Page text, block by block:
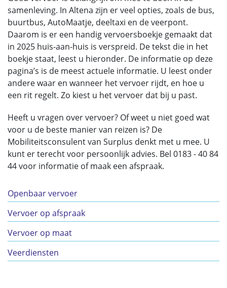
samenleving. In Altena zijn er veel opties, zoals de bus,
buurtbus, AutoMaatje, deeltaxi en de veerpont.
Daarom is er een handig vervoersboekje gemaakt dat
in 2025 huis-aan-huis is verspreid. De tekst die in het
boekje staat, leest u hieronder. De informatie op deze
pagina’s is de meest actuele informatie. U leest onder
andere waar en wanneer het vervoer rijdt, en hoe u
een rit regelt. Zo kiest u het vervoer dat bij u past.
Heeft u vragen over vervoer? Of weet u niet goed wat
voor u de beste manier van reizen is? De
Mobiliteitsconsulent van Surplus denkt met u mee. U
kunt er terecht voor persoonlijk advies. Bel 0183 - 40 84
44 voor informatie of maak een afspraak.
Openbaar vervoer
Vervoer op afspraak
Vervoer op maat
Veerdiensten